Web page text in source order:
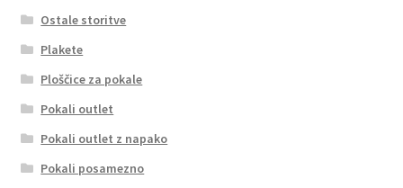
Ostale storitve
Plakete
Ploščice za pokale
Pokali outlet
Pokali outlet z napako
Pokali posamezno